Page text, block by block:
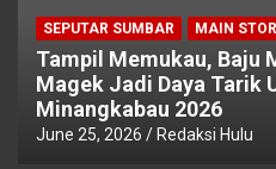
SEPUTAR SUMBAR MAIN
Tampil Memukau, Baju
Magek Jadi Daya Tarik
Minangkabau 2026
June 25, 2026 Redaksi Hulu